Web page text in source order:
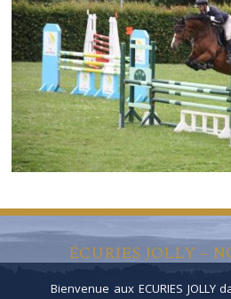
ÉCURIES JOLLY –
Bienvenue aux ECURIES JOLLY